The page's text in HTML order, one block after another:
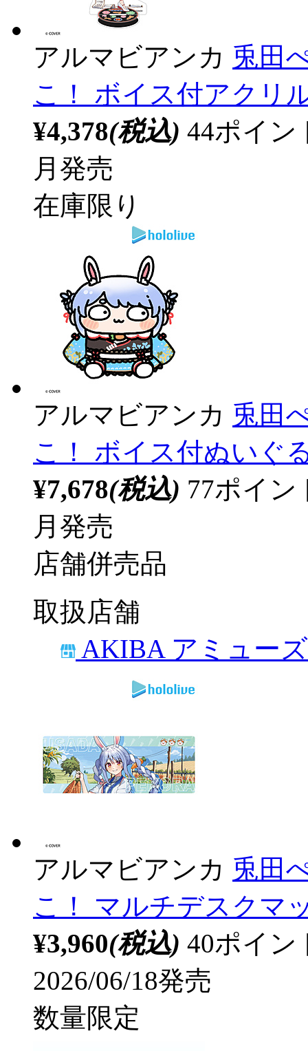
アルマビアンカ 兎田
こ！ ボイス付アクリ
¥4,378(税込) 44ポイ
月発売
在庫限り
アルマビアンカ 兎田
こ！ ボイス付ぬいぐ
¥7,678(税込) 77ポイ
月発売
店舗併売品
取扱店舗
AKIBA アミュー
アルマビアンカ 兎田
こ！ マルチデスクマ
¥3,960(税込) 40ポイ
2026/06/18発売
数量限定